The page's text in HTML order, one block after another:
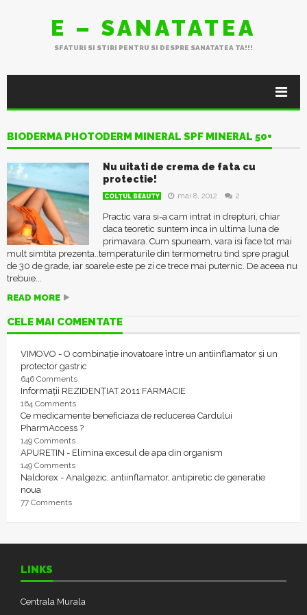
E – SANATATEA
SFATURI SI STIRI PENTRU SI DESPRE SANATATEA TA!!!
BIODERMA PHOTODERM MINERAL SPF MINERAL 50+
Nu uitati de crema de fata cu
protectie!
COLŢUL BEAUTY mai 8, 2012 2
Practic vara si-a cam intrat in drepturi, chiar
daca teoretic suntem inca in ultima luna de
primavara. Cum spuneam, vara isi face tot mai
mult simtita prezenta..temperaturile din termometru tind spre pragul
de 30 de grade, iar soarele este pe zi ce trece mai puternic. De aceea nu
trebuie...
READ MORE
CELE MAI COMENTATE
VIMOVO - O combinație inovatoare între un antiinflamator și un
protector gastric
646 Comments
Informații REZIDENȚIAT 2011 FARMACIE
164 Comments
Ce medicamente beneficiaza de reducerea Cardului
PharmAccess ?
149 Comments
APURETIN - Elimina excesul de apa din organism
149 Comments
Naldorex - Analgezic, antiinflamator, antipiretic de generatie
noua
77 Comments
LINKS
Centrala Murala